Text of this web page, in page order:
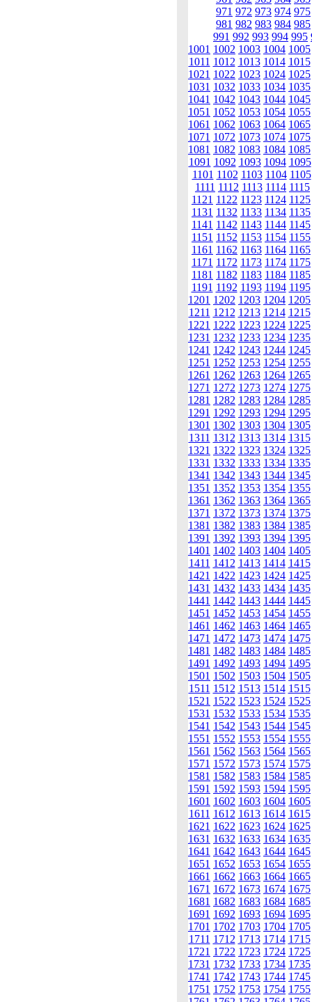
971 972 973 974 975
981 982 983 984 985
991 992 993 994 995
1001 1002 1003 1004 1005
1011 1012 1013 1014 1015
1021 1022 1023 1024 1025
1031 1032 1033 1034 1035
1041 1042 1043 1044 1045
1051 1052 1053 1054 1055
1061 1062 1063 1064 1065
1071 1072 1073 1074 1075
1081 1082 1083 1084 1085
1091 1092 1093 1094 1095
1101 1102 1103 1104 1105
1111 1112 1113 1114 1115
1121 1122 1123 1124 1125
1131 1132 1133 1134 1135
1141 1142 1143 1144 1145
1151 1152 1153 1154 1155
1161 1162 1163 1164 1165
1171 1172 1173 1174 1175
1181 1182 1183 1184 1185
1191 1192 1193 1194 1195
1201 1202 1203 1204 1205
1211 1212 1213 1214 1215
1221 1222 1223 1224 1225
1231 1232 1233 1234 1235
1241 1242 1243 1244 1245
1251 1252 1253 1254 1255
1261 1262 1263 1264 1265
1271 1272 1273 1274 1275
1281 1282 1283 1284 1285
1291 1292 1293 1294 1295
1301 1302 1303 1304 1305
1311 1312 1313 1314 1315
1321 1322 1323 1324 1325
1331 1332 1333 1334 1335
1341 1342 1343 1344 1345
1351 1352 1353 1354 1355
1361 1362 1363 1364 1365
1371 1372 1373 1374 1375
1381 1382 1383 1384 1385
1391 1392 1393 1394 1395
1401 1402 1403 1404 1405
1411 1412 1413 1414 1415
1421 1422 1423 1424 1425
1431 1432 1433 1434 1435
1441 1442 1443 1444 1445
1451 1452 1453 1454 1455
1461 1462 1463 1464 1465
1471 1472 1473 1474 1475
1481 1482 1483 1484 1485
1491 1492 1493 1494 1495
1501 1502 1503 1504 1505
1511 1512 1513 1514 1515
1521 1522 1523 1524 1525
1531 1532 1533 1534 1535
1541 1542 1543 1544 1545
1551 1552 1553 1554 1555
1561 1562 1563 1564 1565
1571 1572 1573 1574 1575
1581 1582 1583 1584 1585
1591 1592 1593 1594 1595
1601 1602 1603 1604 1605
1611 1612 1613 1614 1615
1621 1622 1623 1624 1625
1631 1632 1633 1634 1635
1641 1642 1643 1644 1645
1651 1652 1653 1654 1655
1661 1662 1663 1664 1665
1671 1672 1673 1674 1675
1681 1682 1683 1684 1685
1691 1692 1693 1694 1695
1701 1702 1703 1704 1705
1711 1712 1713 1714 1715
1721 1722 1723 1724 1725
1731 1732 1733 1734 1735
1741 1742 1743 1744 1745
1751 1752 1753 1754 1755